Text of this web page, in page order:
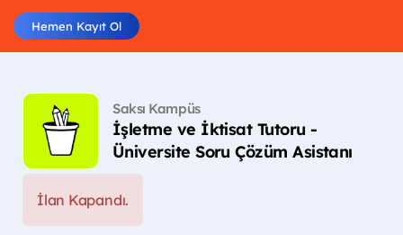
Hemen Kayıt Ol
Saksı Kampüs
İşletme ve İktisat Tutoru -
Üniversite Soru Çözüm Asistanı
İlan Kapandı.